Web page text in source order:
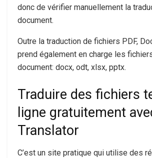
donc de vérifier manuellement la
document.
Outre la traduction de fichiers PDF,
prend également en charge les
document: docx, odt, xlsx, pptx.
Traduire des fichiers
ligne gratuitement
Translator
C’est un site pratique qui utilise des